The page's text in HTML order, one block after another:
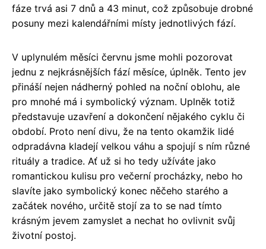
fáze trvá asi 7 dnů a 43 minut, což způsobuje drobné
posuny mezi kalendářními místy jednotlivých fází.
V uplynulém měsíci červnu jsme mohli pozorovat
jednu z nejkrásnějších fází měsíce, úplněk. Tento jev
přináší nejen nádherný pohled na noční oblohu, ale
pro mnohé má i symbolický význam. Uplněk totiž
představuje uzavření a dokončení nějakého cyklu či
období. Proto není divu, že na tento okamžik lidé
odpradávna kladejí velkou váhu a spojují s ním různé
rituály a tradice. Ať už si ho tedy užíváte jako
romantickou kulisu pro večerní procházky, nebo ho
slavíte jako symbolický konec něčeho starého a
začátek nového, určitě stojí za to se nad tímto
krásným jevem zamyslet a nechat ho ovlivnit svůj
životní postoj.